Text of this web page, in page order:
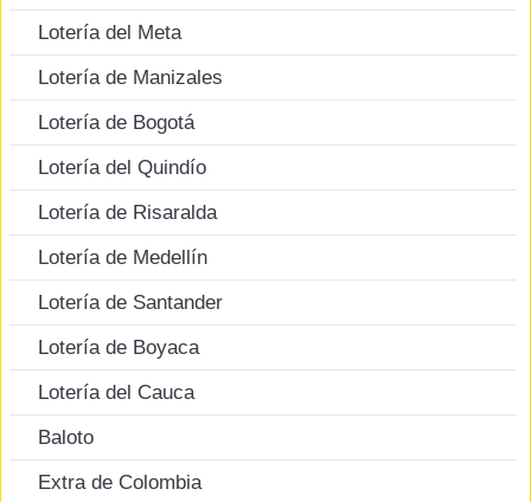
Lotería del Meta
Lotería de Manizales
Lotería de Bogotá
Lotería del Quindío
Lotería de Risaralda
Lotería de Medellín
Lotería de Santander
Lotería de Boyaca
Lotería del Cauca
Baloto
Extra de Colombia